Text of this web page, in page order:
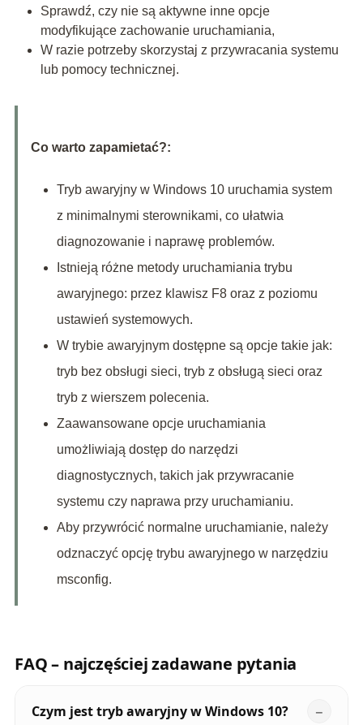
Sprawdź, czy nie są aktywne inne opcje
modyfikujące zachowanie uruchamiania,
W razie potrzeby skorzystaj z przywracania systemu
lub pomocy technicznej.
Co warto zapamietać?:
Tryb awaryjny w Windows 10 uruchamia system
z minimalnymi sterownikami, co ułatwia
diagnozowanie i naprawę problemów.
Istnieją różne metody uruchamiania trybu
awaryjnego: przez klawisz F8 oraz z poziomu
ustawień systemowych.
W trybie awaryjnym dostępne są opcje takie jak:
tryb bez obsługi sieci, tryb z obsługą sieci oraz
tryb z wierszem polecenia.
Zaawansowane opcje uruchamiania
umożliwiają dostęp do narzędzi
diagnostycznych, takich jak przywracanie
systemu czy naprawa przy uruchamianiu.
Aby przywrócić normalne uruchamianie, należy
odznaczyć opcję trybu awaryjnego w narzędziu
msconfig.
FAQ – najczęściej zadawane pytania
Czym jest tryb awaryjny w Windows 10?